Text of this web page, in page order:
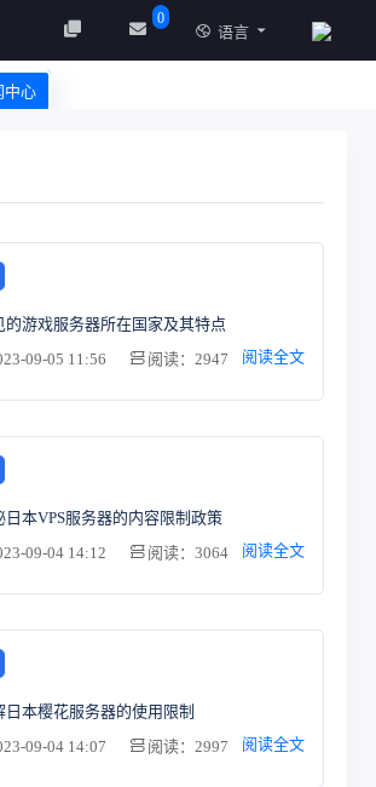
0
语言
中心
的游戏服务器所在国家及其特点
09-05 11:56
阅读：2947 阅读全文
日本VPS服务器的内容限制政策
09-04 14:12
阅读：3064 阅读全文
日本樱花服务器的使用限制
09-04 14:07
阅读：2997 阅读全文